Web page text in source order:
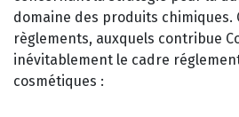
domaine des produits chimiques.
règlements, auxquels contribue
inévitablement le cadre
cosmétiques :